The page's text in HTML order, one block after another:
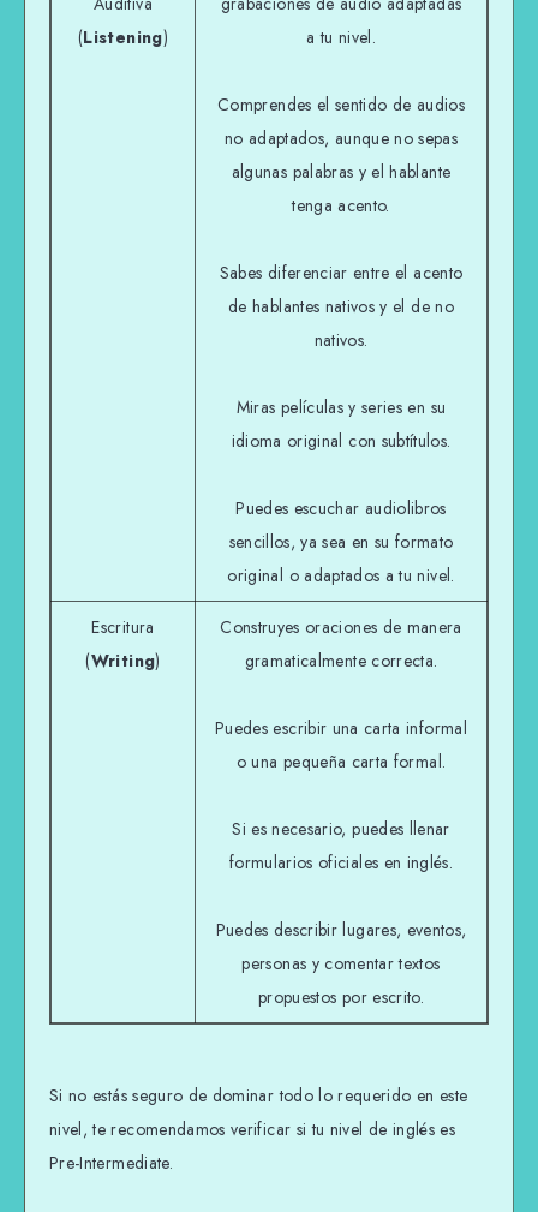
(Listening)
a tu nivel.
Comprendes el sentido de audios
no adaptados, aunque no sepas
algunas palabras y el hablante
tenga acento.
Sabes diferenciar entre el acento
de hablantes nativos y el de no
nativos.
Miras películas y series en su
idioma original con subtítulos.
Puedes escuchar audiolibros
sencillos, ya sea en su formato
original o adaptados a tu nivel.
Escritura
(Writing)
Construyes oraciones de manera
gramaticalmente correcta.
Puedes escribir una carta informal
o una pequeña carta formal.
Si es necesario, puedes llenar
formularios oficiales en inglés.
Puedes describir lugares, eventos,
personas y comentar textos
propuestos por escrito.
Si no estás seguro de dominar todo lo requerido en este
nivel, te recomendamos verificar si tu nivel de inglés es
Pre-Intermediate.